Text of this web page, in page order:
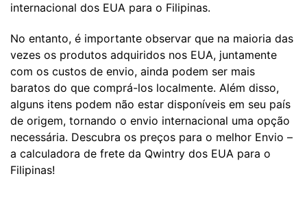
internacional dos EUA para o Filipinas.
No entanto, é importante observar que na maioria das
vezes os produtos adquiridos nos EUA, juntamente
com os custos de envio, ainda podem ser mais
baratos do que comprá-los localmente. Além disso,
alguns itens podem não estar disponíveis em seu país
de origem, tornando o envio internacional uma opção
necessária. Descubra os preços para o melhor Envio –
a calculadora de frete da Qwintry dos EUA para o
Filipinas!